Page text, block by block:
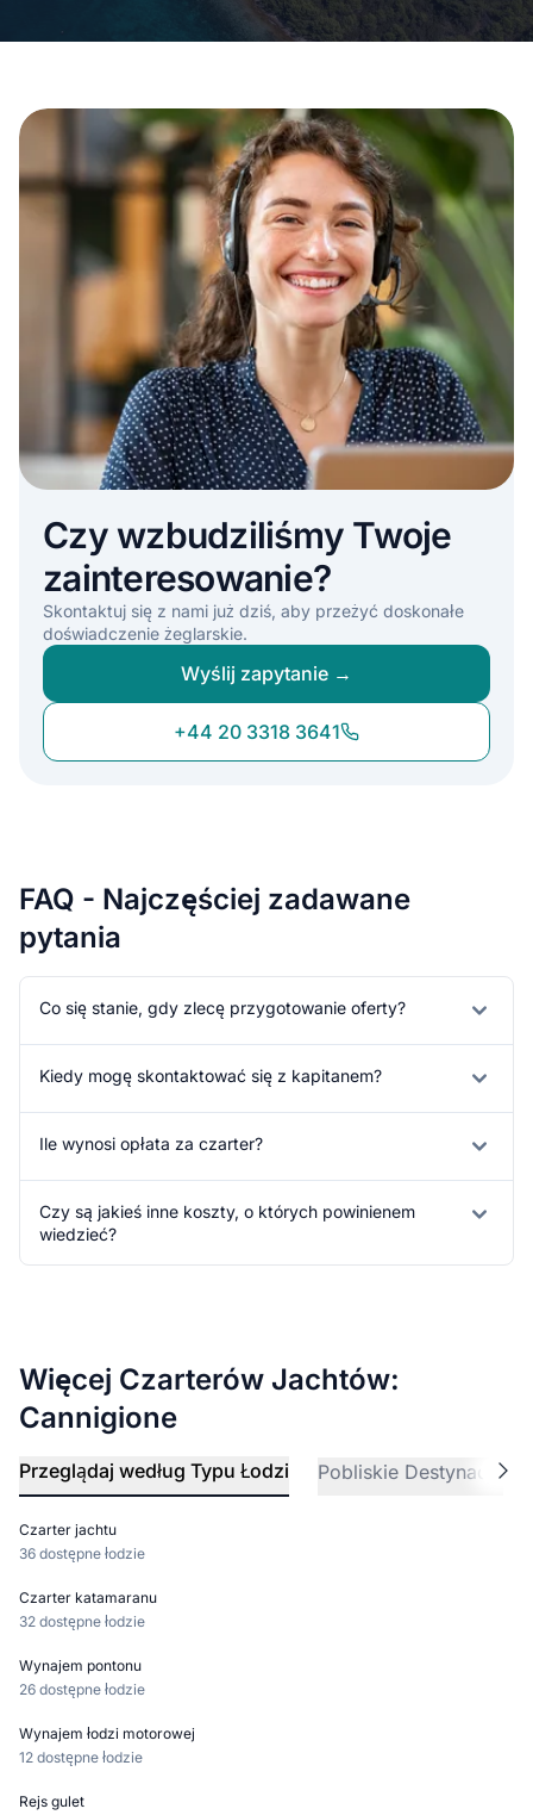
Czy wzbudziliśmy Twoje
zainteresowanie?
Skontaktuj się z nami już dziś, aby przeżyć doskonałe
doświadczenie żeglarskie.
Wyślij zapytanie →
+44 20 3318 3641
FAQ - Najczęściej zadawane
pytania
Co się stanie, gdy zlecę przygotowanie oferty?
Kiedy mogę skontaktować się z kapitanem?
Ile wynosi opłata za czarter?
Czy są jakieś inne koszty, o których powinienem
wiedzieć?
Więcej Czarterów Jachtów:
Cannigione
Przeglądaj według Typu Łodzi Pobliskie Destynacje
Czarter jachtu
36 dostępne łodzie
Czarter katamaranu
32 dostępne łodzie
Wynajem pontonu
26 dostępne łodzie
Wynajem łodzi motorowej
12 dostępne łodzie
Rejs gulet